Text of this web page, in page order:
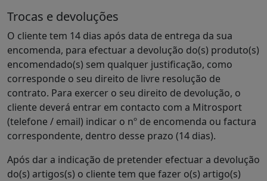
Trocas e devoluções
O cliente tem 14 dias após data de entrega da sua
encomenda, para efectuar a devolução do(s) produto(s)
encomendado(s) sem qualquer justificação, como
corresponde o seu direito de livre resolução de
contrato. Para exercer o seu direito de devolução, o
cliente deverá entrar em contacto com a Mitrosport
(telefone / email) indicar o nº de encomenda ou factura
correspondente, dentro desse prazo (14 dias).
Após dar a indicação de pretender efectuar a devolução
do(s) artigos(s) o cliente tem que fazer o(s) artigo(s)